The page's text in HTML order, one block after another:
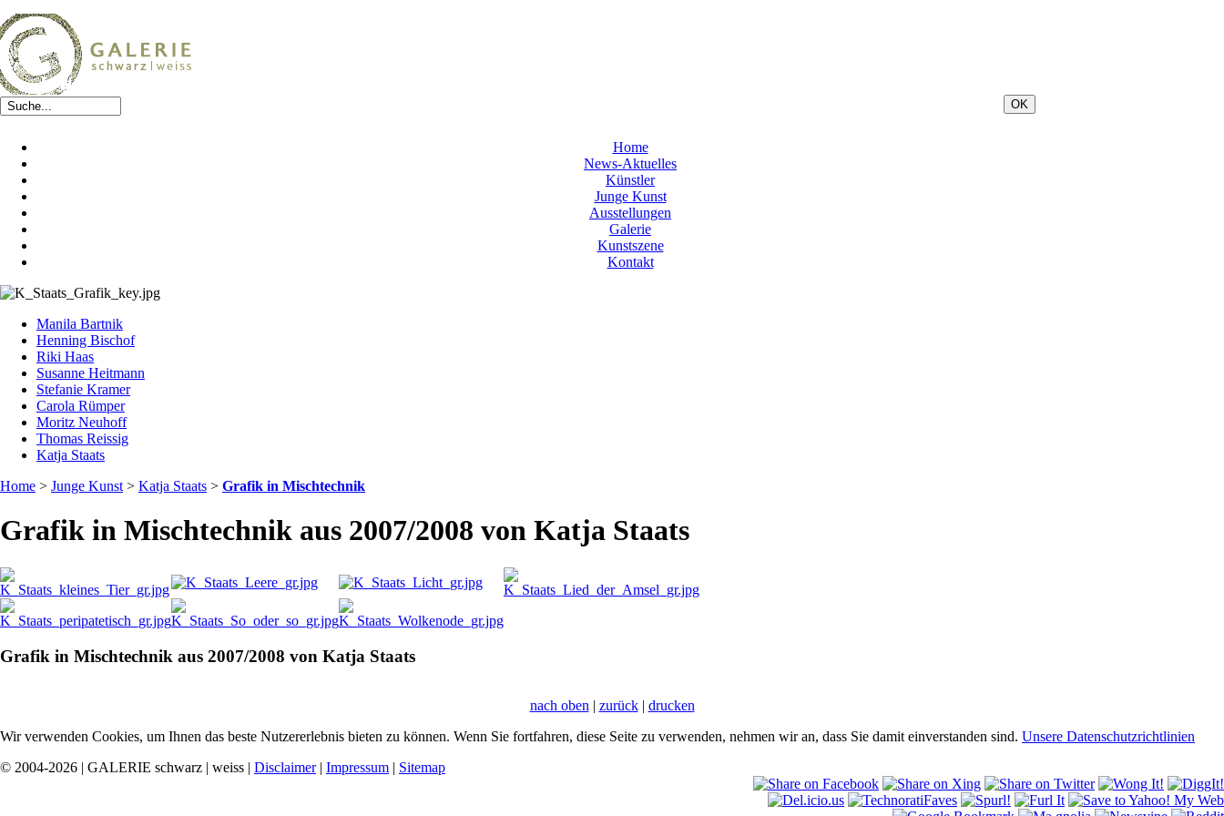
Home
News-Aktuelles
Künstler
Junge Kunst
Ausstellungen
Galerie
Kunstszene
Kontakt
Manila Bartnik
Henning Bischof
Riki Haas
Susanne Heitmann
Stefanie Kramer
Carola Rümper
Moritz Neuhoff
Thomas Reissig
Katja Staats
Home > Junge Kunst > Katja Staats > Grafik in Mischtechnik
Grafik in Mischtechnik aus 2007/2008 von Katja Staats
Grafik in Mischtechnik aus 2007/2008 von Katja Staats
nach oben | zurück| drucken
Wir verwenden Cookies, um Ihnen das beste Nutzererlebnis bieten zu können. Wenn Sie fortfahren, diese Seite zu verwenden, nehmen wir an, dass Sie damit einverstanden sind. Unsere Datenschutzrichtlinien
© 2004-2026 | GALERIE schwarz | weiss | Disclaimer| Impressum | Sitemap